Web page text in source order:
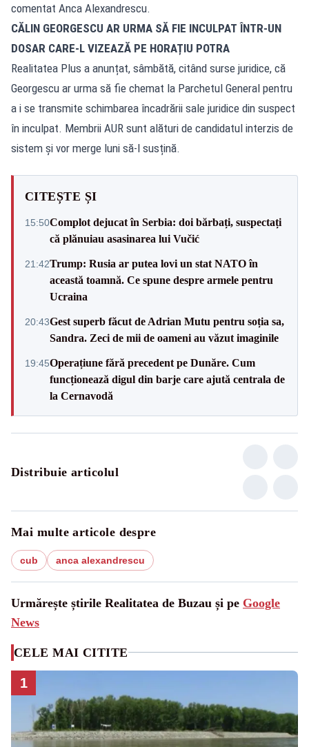
comentat Anca Alexandrescu.
CĂLIN GEORGESCU AR URMA SĂ FIE INCULPAT ÎNTR-UN
DOSAR CARE-L VIZEAZĂ PE HORAȚIU POTRA
Realitatea Plus a anunțat, sâmbătă, citând surse juridice, că
Georgescu ar urma să fie chemat la Parchetul General pentru
a i se transmite schimbarea încadrării sale juridice din suspect
în inculpat. Membrii AUR sunt alături de candidatul interzis de
sistem și vor merge luni să-l susțină.
CITEȘTE ȘI
15:50Complot dejucat în Serbia: doi bărbați, suspectați
că plănuiau asasinarea lui Vučić
21:42Trump: Rusia ar putea lovi un stat NATO în
această toamnă. Ce spune despre armele pentru
Ucraina
20:43Gest superb făcut de Adrian Mutu pentru soția sa,
Sandra. Zeci de mii de oameni au văzut imaginile
19:45Operațiune fără precedent pe Dunăre. Cum
funcționează digul din barje care ajută centrala de
la Cernavodă
Distribuie articolul
Mai multe articole despre
cub anca alexandrescu
Urmărește știrile Realitatea de Buzau și pe Google
News
CELE MAI CITITE
1